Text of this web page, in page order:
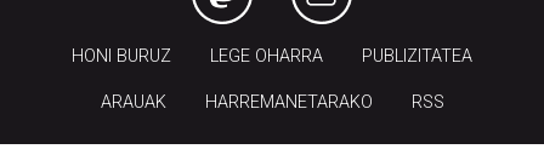
HONI BURUZ LEGE OHARRA PUBLIZITATEA
ARAUAK HARREMANETARAKO RSS